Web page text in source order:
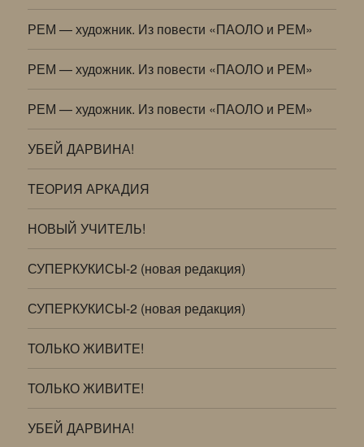
РЕМ — художник. Из повести «ПАОЛО и РЕМ»
РЕМ — художник. Из повести «ПАОЛО и РЕМ»
РЕМ — художник. Из повести «ПАОЛО и РЕМ»
УБЕЙ ДАРВИНА!
ТЕОРИЯ АРКАДИЯ
НОВЫЙ УЧИТЕЛЬ!
СУПЕРКУКИСЫ-2 (новая редакция)
СУПЕРКУКИСЫ-2 (новая редакция)
ТОЛЬКО ЖИВИТЕ!
ТОЛЬКО ЖИВИТЕ!
УБЕЙ ДАРВИНА!